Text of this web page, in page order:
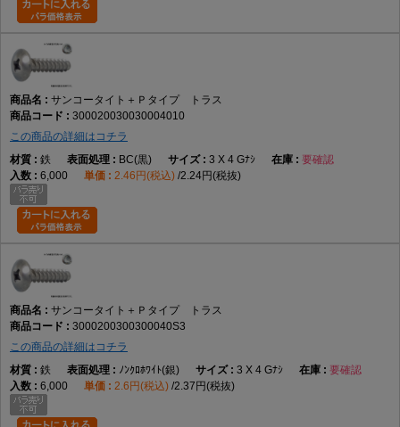
サンコータイト＋Ｐタイプ トラス
300020030030004010
この商品の詳細はコチラ
鉄
BC(黒) 3 X 4 Gﾅｼ
要確認
6,000
2.46円(税込) 2.24円(税抜)
サンコータイト＋Ｐタイプ トラス
3000200300300040S3
この商品の詳細はコチラ
鉄
ﾉﾝｸﾛﾎﾜｲﾄ(銀) 3 X 4 Gﾅｼ
要確認
6,000
2.6円(税込) 2.37円(税抜)